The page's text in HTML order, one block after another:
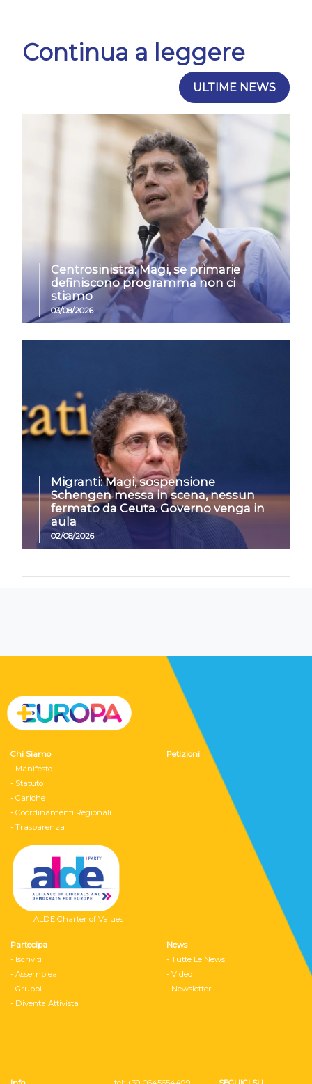
Continua a leggere
ULTIME NEWS
Centrosinistra: Magi, se primarie
definiscono programma non ci
stiamo
03/08/2026
Migranti: Magi, sospensione
Schengen messa in scena, nessun
fermato da Ceuta. Governo venga in
aula
02/08/2026
Chi Siamo
- Manifesto
- Statuto
- Cariche
- Coordinamenti Regionali
- Trasparenza
ALDE Charter of Values
Petizioni
Partecipa
- Iscriviti
- Assemblea
- Gruppi
- Diventa Attivista
News
- Tutte Le News
- Video
- Newsletter